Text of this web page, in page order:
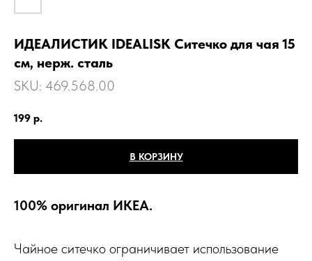
ИДЕАЛИСТИК IDEALISK Ситечко для чая 15
см, нерж. сталь
SKU: 469.568.00
199 р.
В КОРЗИНУ
100% оригинал ИКЕА.
Чайное ситечко ограничивает использование